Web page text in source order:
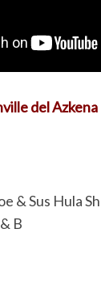
del
& Sus Hula
B